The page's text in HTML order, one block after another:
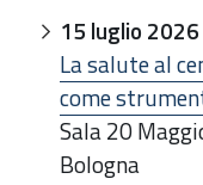
15 luglio
La salute al
come
Sala 20
Bologna